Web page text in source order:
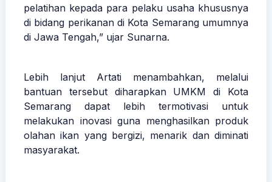
pelatihan kepada para pelaku usaha khususnya
di bidang perikanan di Kota Semarang umumnya
di Jawa Tengah,” ujar Sunarna.
Lebih lanjut Artati menambahkan, melalui
bantuan tersebut diharapkan UMKM di Kota
Semarang dapat lebih termotivasi untuk
melakukan inovasi guna menghasilkan produk
olahan ikan yang bergizi, menarik dan diminati
masyarakat.